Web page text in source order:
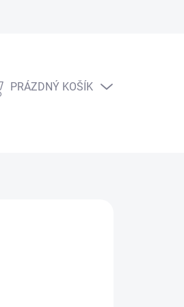
NÁKUPNÍ
PRÁZDNÝ KOŠÍK